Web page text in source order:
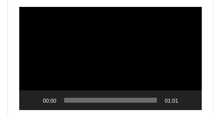
00:00 01:01